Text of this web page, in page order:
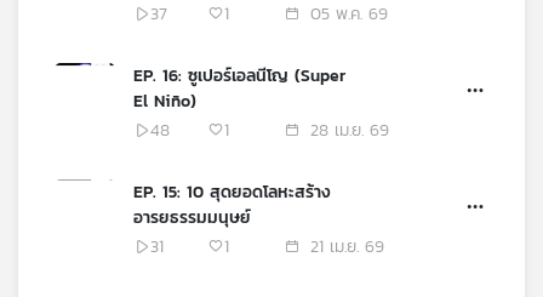
37
1 05 พ.ค. 69
EP. 16: ซูเปอร์เอลนีโญ (Super
El Niño)
48
1 28 เม.ย. 69
EP. 15: 10 สุดยอดโลหะสร้าง
อารยธรรมมนุษย์
31
1 21 เม.ย. 69